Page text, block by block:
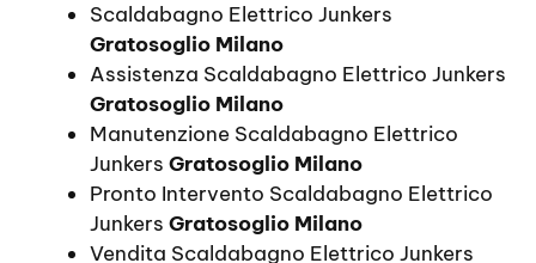
Scaldabagno Elettrico Junkers
Gratosoglio Milano
Assistenza Scaldabagno Elettrico Junkers
Gratosoglio Milano
Manutenzione Scaldabagno Elettrico
Junkers Gratosoglio Milano
Pronto Intervento Scaldabagno Elettrico
Junkers Gratosoglio Milano
Vendita Scaldabagno Elettrico Junkers